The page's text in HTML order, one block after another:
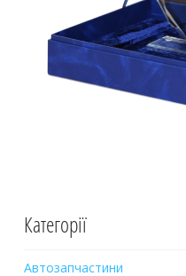
Категорії
Автозапчастини